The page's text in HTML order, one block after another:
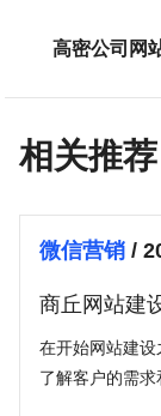
高密公司网
相关推荐
微信营销/
商丘网站建
在开始网站建设
了解客户的需求